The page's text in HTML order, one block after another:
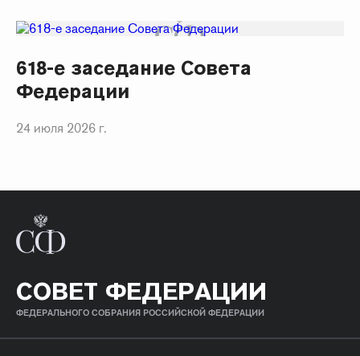
618-е заседание Совета
Федерации
24 июля 2026 г.
СОВЕТ ФЕДЕРАЦИИ
ФЕДЕРАЛЬНОГО СОБРАНИЯ РОССИЙСКОЙ ФЕДЕРАЦИИ